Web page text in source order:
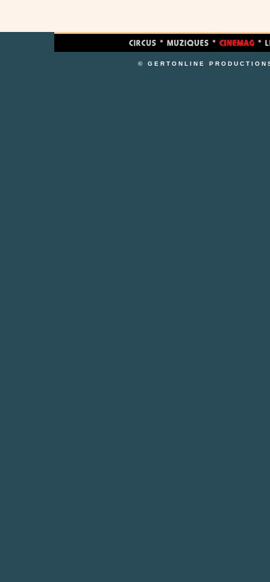
© GERTONLINE